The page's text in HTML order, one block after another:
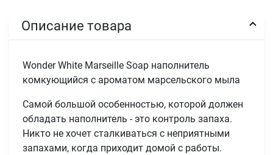
Описание товара
Wonder White Marseille Soap наполнитель
комкующийся c ароматом марсельского мыла
Самой большой особенностью, которой должен
обладать наполнитель - это контроль запаха.
Никто не хочет сталкиваться с неприятными
запахами, когда приходит домой с работы.